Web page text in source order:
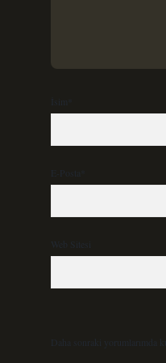
İsim*
E-Posta*
Web Sitesi
Daha sonraki yorumlarımda